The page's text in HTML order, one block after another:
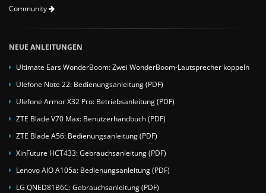
Community
NEUE ANLEITUNGEN
Ultimate Ears WonderBoom: Zwei WonderBoom-Lautsprecher koppeln
Ulefone Note 22: Bedienungsanleitung (PDF)
Ulefone Armor X32 Pro: Betriebsanleitung (PDF)
ZTE Blade V70 Max: Benutzerhandbuch (PDF)
ZTE Blade A56: Bedienungsanleitung (PDF)
XinFuture HCT433: Gebrauchsanleitung (PDF)
Lenovo AIO A105a: Bedienungsanleitung (PDF)
LG QNED81B6C: Gebrauchsanleitung (PDF)